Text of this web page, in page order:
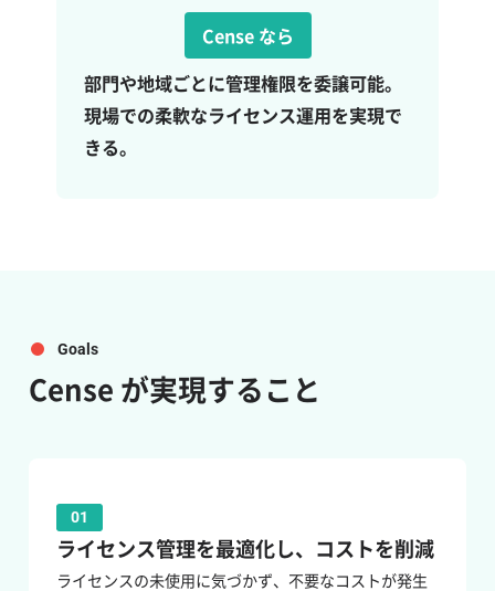
Cense なら
部門や地域ごとに管理権限を委譲可能。
現場での柔軟なライセンス運用を実現で
きる。
Goals
Cense が実現すること
01
ライセンス管理を最適化し、コストを削減
ライセンスの未使用に気づかず、不要なコストが発生